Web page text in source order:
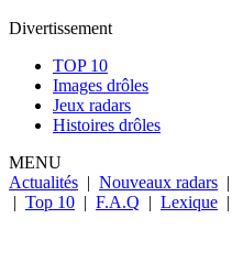
Divertissement
TOP 10
Images drôles
Jeux radars
Histoires drôles
MENU
Actualités | Nouveaux radars |
| Top 10 | F.A.Q | Lexique |